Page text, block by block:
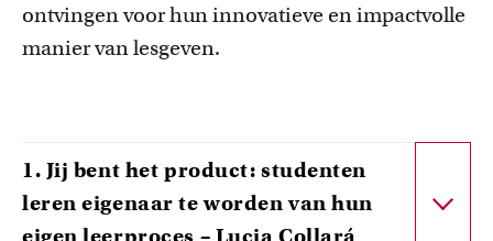
ontvingen voor hun innovatieve en impactvolle
manier van lesgeven.
1. Jij bent het product: studenten
leren eigenaar te worden van hun
eigen leerproces – Lucia Collará